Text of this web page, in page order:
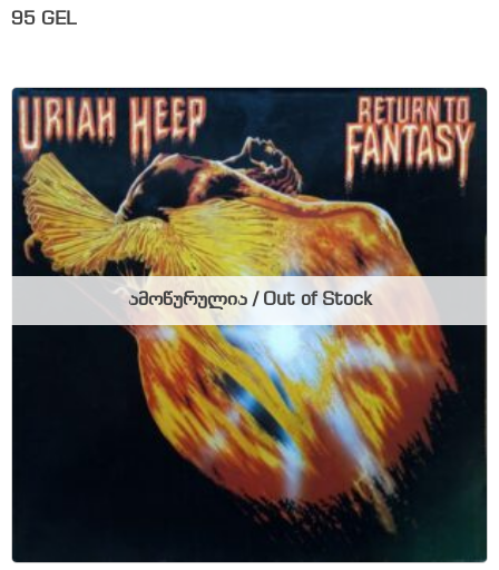
95 GEL
ამოწურულია / Out of Stock